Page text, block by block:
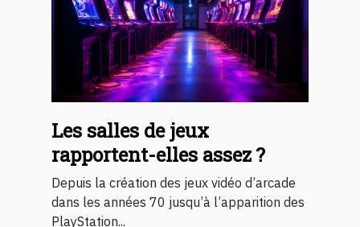
Les salles de jeux
rapportent-elles assez ?
Depuis la création des jeux vidéo d’arcade
dans les années 70 jusqu’à l’apparition des
PlayStation...